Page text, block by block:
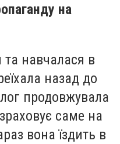
на
навчалася в
назад до
продовжувала
саме на
вона їздить в